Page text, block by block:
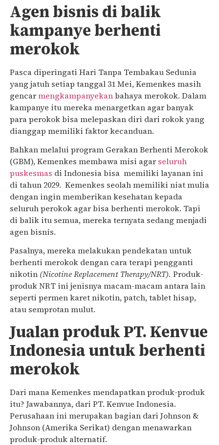
Agen bisnis di balik
kampanye berhenti
merokok
Pasca diperingati Hari Tanpa Tembakau Sedunia
yang jatuh setiap tanggal 31 Mei, Kemenkes masih
gencarmengkampanyekanbahaya merokok. Dalam
kampanye itu mereka menargetkan agar banyak
para perokok bisa melepaskan diri dari rokok yang
dianggap memiliki faktor kecanduan.
Bahkan melalui program Gerakan Berhenti Merokok
(GBM), Kemenkes membawa misi agar seluruh
puskesmas di Indonesia bisa memiliki layanan ini
di tahun 2029. Kemenkes seolah memiliki niat mulia
dengan ingin memberikan kesehatan kepada
seluruh perokok agar bisa berhenti merokok. Tapi
di balik itu semua, mereka ternyata sedang menjadi
agen bisnis.
Pasalnya, mereka melakukan pendekatan untuk
berhenti merokok dengan cara terapi pengganti
nikotin (Nicotine Replacement Therapy/NRT). Produk-
produk NRT ini jenisnya macam-macam antara lain
seperti permen karet nikotin, patch, tablet hisap,
atau semprotan mulut.
Jualan produk PT. Kenvue
Indonesia untuk berhenti
merokok
Dari mana Kemenkes mendapatkan produk-produk
itu? Jawabannya, dari PT. Kenvue Indonesia.
Perusahaan ini merupakan bagian dari Johnson &
Johnson (Amerika Serikat) dengan menawarkan
produk-produk alternatif.